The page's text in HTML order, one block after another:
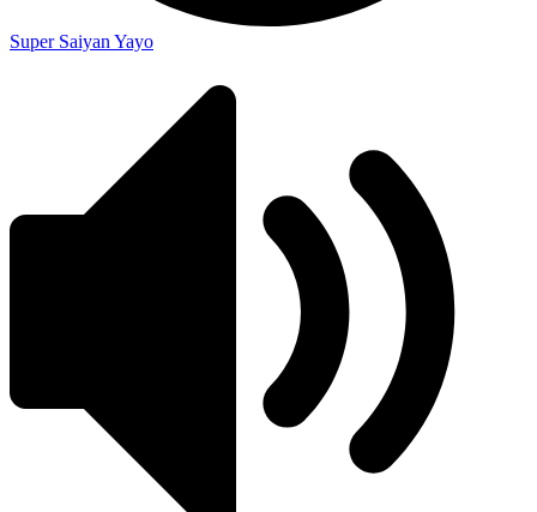
Super Saiyan Yayo